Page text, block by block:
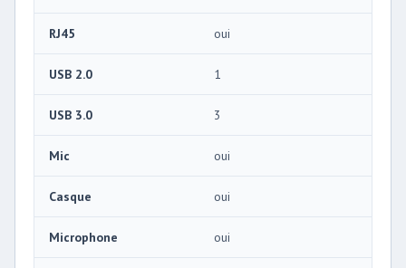
RJ45 oui
USB 2.0 1
USB 3.0 3
Mic oui
Casque oui
Microphone oui